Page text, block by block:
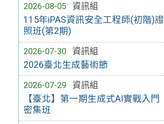
2026-08-05
資訊組
115年iPAS資訊安全工程師(初階)證
照班(第2期)
2026-07-30
資訊組
2026臺北生成藝術節
2026-07-29
資訊組
【臺北】第一期生成式AI實戰入門
密集班